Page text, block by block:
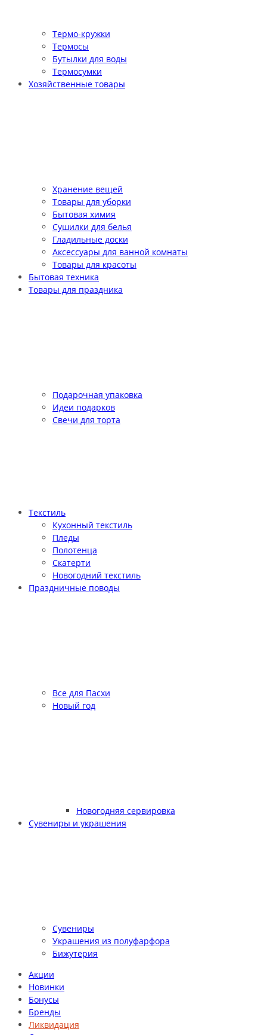
Термо-кружки
Термосы
Бутылки для воды
Термосумки
Хозяйственные товары
Хранение вещей
Товары для уборки
Бытовая химия
Сушилки для белья
Гладильные доски
Аксессуары для ванной комнаты
Товары для красоты
Бытовая техника
Товары для праздника
Подарочная упаковка
Идеи подарков
Свечи для торта
Текстиль
Кухонный текстиль
Пледы
Полотенца
Скатерти
Новогодний текстиль
Праздничные поводы
Все для Пасхи
Новый год
Новогодняя сервировка
Сувениры и украшения
Сувениры
Украшения из полуфарфора
Бижутерия
Акции
Новинки
Бонусы
Бренды
Ликвидация